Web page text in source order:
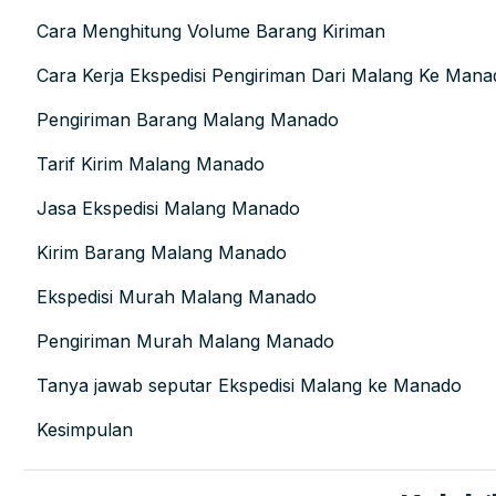
Cara Menghitung Volume Barang Kiriman
Cara Kerja Ekspedisi Pengiriman Dari Malang Ke
Pengiriman Barang Malang Manado
Tarif Kirim Malang Manado
Jasa Ekspedisi Malang Manado
Kirim Barang Malang Manado
Ekspedisi Murah Malang Manado
Pengiriman Murah Malang Manado
Tanya jawab seputar Ekspedisi Malang ke Manado
Kesimpulan